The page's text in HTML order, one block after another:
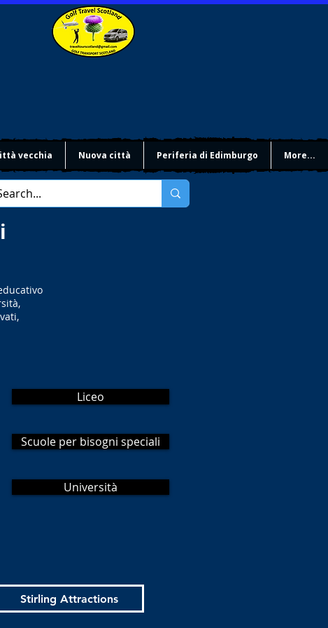
vecchia Nuova città Periferia di Edimburgo More...
Liceo
Scuole per bisogni speciali
Università
Stirling Attractions